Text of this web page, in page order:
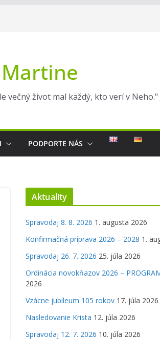
život mal každý, kto verí v Neho."
PODPORTE NÁS
Aktuality
Spravodaj 8. 8. 2026 1. augusta 2026
Konfirmačná príprava 2026 – 2028 1.
Spravodaj 26. 7. 2026 25. júla 2026
Ordinácia novokňazov 2026 –
2026
Vzácne jubileum 105 rokov 17. júla 2026
Nasledovanie Krista 12. júla 2026
Spravodaj 12. 7. 2026 10. júla 2026